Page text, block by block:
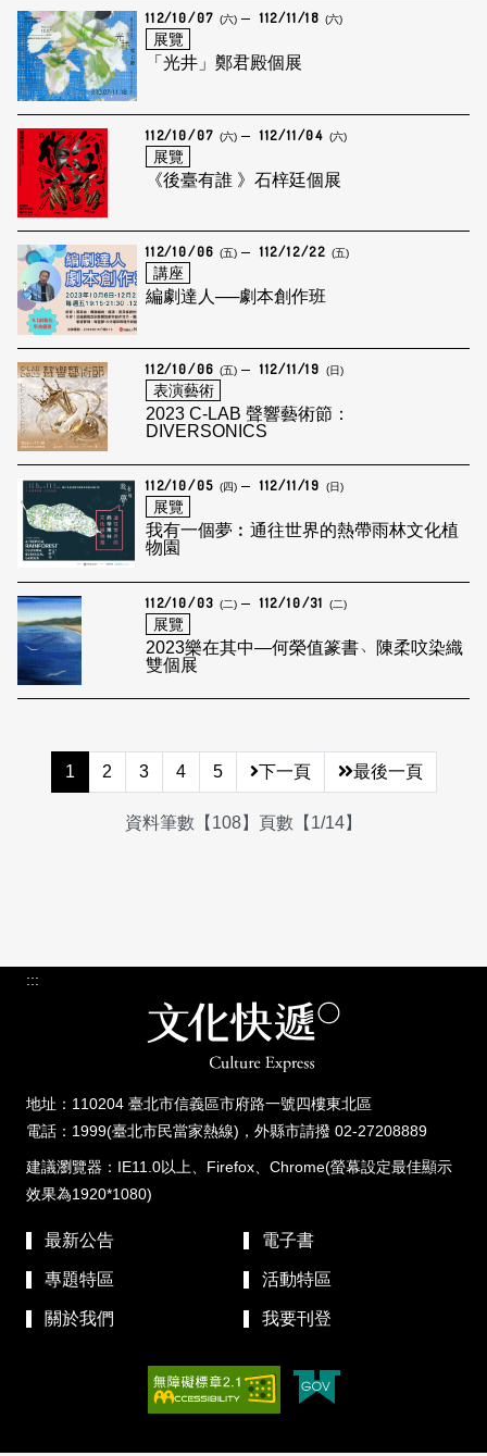
112/10/07 (六) 112/11/18 (六)
展覽
「光井」鄭君殿個展
112/10/07 (六) 112/11/04 (六)
展覽
《後臺有誰 》石梓廷個展
112/10/06 (五) 112/12/22 (五)
講座
編劇達人──劇本創作班
112/10/06 (五) 112/11/19 (日)
表演藝術
2023 C-LAB 聲響藝術節：
DIVERSONICS
112/10/05 (四) 112/11/19 (日)
展覽
我有一個夢︰通往世界的熱帶雨林文化植
物園
112/10/03 (二) 112/10/31 (二)
展覽
2023樂在其中—何榮值篆書﹅陳柔呅染織
雙個展
1 2 3 4 5 下一頁 最後一頁
資料筆數【108】頁數【1/14】
:::
地址：110204 臺北市信義區市府路一號四樓東北區
電話：1999(臺北市民當家熱線)，外縣市請撥 02-27208889
建議瀏覽器：IE11.0以上、Firefox、Chrome(螢幕設定最佳顯示
效果為1920*1080)
最新公告 電子書
專題特區 活動特區
關於我們 我要刊登